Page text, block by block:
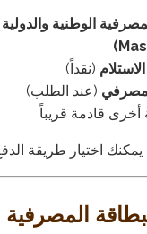
(نقداً)
(عند الطلب)
أخرى قادمة قريباً
اختيار طريقة
المصرفية